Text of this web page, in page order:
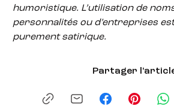
humoristique. L’utilisation de
personnalités ou d’entreprises
purement satirique.
Partager